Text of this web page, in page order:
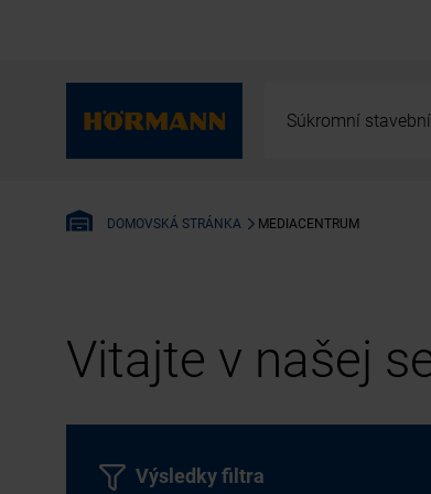
Súkromní
DOMOVSKÁ STRÁNKA MEDIACENTRUM
Vitajte v našej
Výsledky filtra